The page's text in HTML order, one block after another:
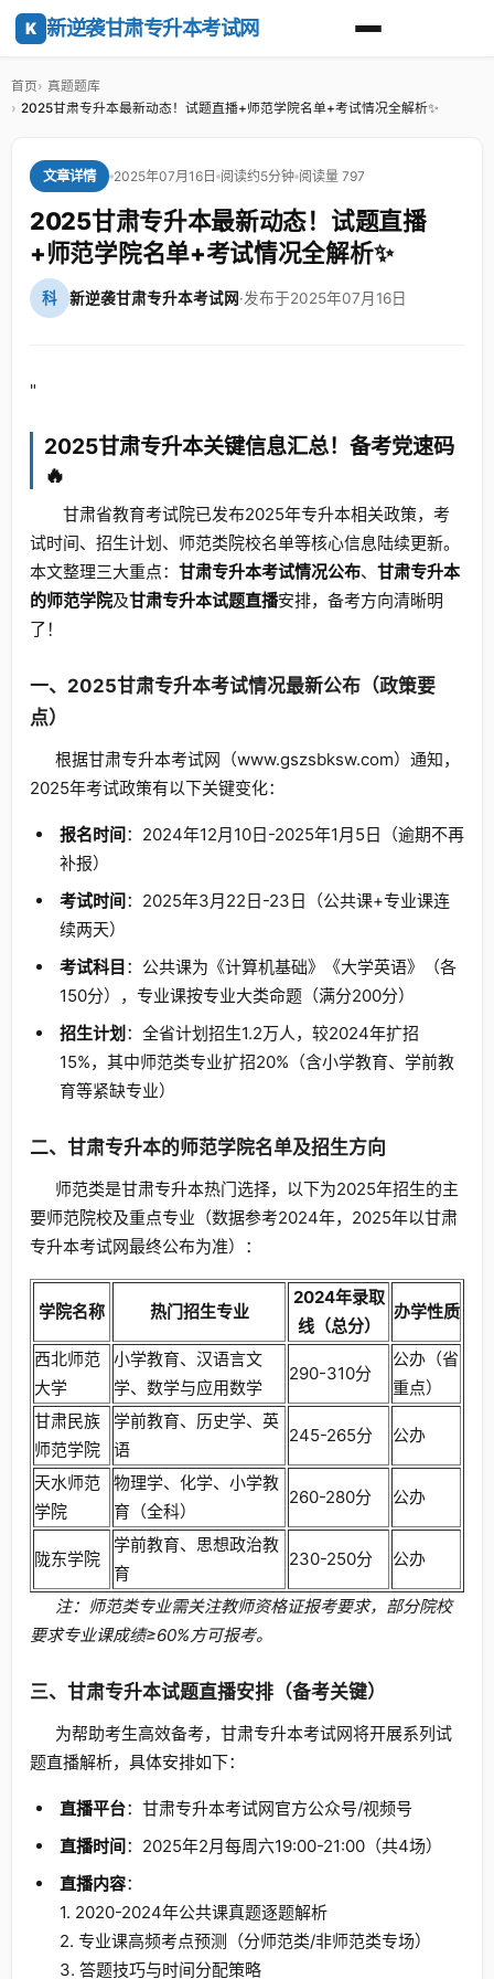
K 新逆袭甘肃专升本考试网
首页
真题题库
2025甘肃专升本最新动态！试题直播+师范学院名单+考试情况全解析✨
文章详情 2025年07月16日 阅读约5分钟 阅读量 797
2025甘肃专升本最新动态！试题直播
+师范学院名单+考试情况全解析✨
科 新逆袭甘肃专升本考试网·发布于2025年07月16日
"
2025甘肃专升本关键信息汇总！备考党速码
🔥
甘肃省教育考试院已发布2025年专升本相关政策，考
试时间、招生计划、师范类院校名单等核心信息陆续更新。
本文整理三大重点： 甘肃专升本考试情况公布、 甘肃专升本
的师范学院及甘肃专升本试题直播安排，备考方向清晰明
了！
一、2025甘肃专升本考试情况最新公布（政策要
点）
根据甘肃专升本考试网（www.gszsbksw.com）通知，
2025年考试政策有以下关键变化：
报名时间：2024年12月10日-2025年1月5日（逾期不再
补报）
考试时间：2025年3月22日-23日（公共课+专业课连
续两天）
考试科目 ：公共课为《计算机基础》《大学英语》（各
150分），专业课按专业大类命题（满分200分）
招生计划 ：全省计划招生1.2万人，较2024年扩招
15%，其中师范类专业扩招20%（含小学教育、学前教
育等紧缺专业）
二、甘肃专升本的师范学院名单及招生方向
师范类是甘肃专升本热门选择，以下为2025年招生的主
要师范院校及重点专业（数据参考2024年，2025年以甘肃
专升本考试网最终公布为准）：
学院名称 热门招生专业
2024年录取
线（总分）
办学性质
西北师范
大学
小学教育、汉语言文
学、数学与应用数学
290-310分
公办（省
重点）
甘肃民族
师范学院
学前教育、历史学、英
语
245-265分 公办
天水师范
学院
物理学、化学、小学教
育（全科）
260-280分 公办
陇东学院
学前教育、思想政治教
育
230-250分 公办
注：师范类专业需关注教师资格证报考要求，部分院校
要求专业课成绩≥60%方可报考。
三、甘肃专升本试题直播安排（备考关键）
为帮助考生高效备考，甘肃专升本考试网将开展系列试
题直播解析，具体安排如下：
直播平台：甘肃专升本考试网官方公众号/视频号
直播时间：2025年2月每周六19:00-21:00（共4场）
直播内容：
1. 2020-2024年公共课真题逐题解析
2. 专业课高频考点预测（分师范类/非师范类专场）
3. 答题技巧与时间分配策略